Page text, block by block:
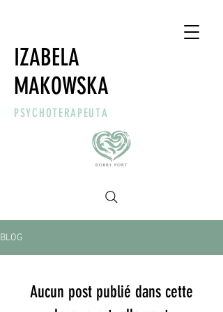
IZABELA
MAKOWSKA
PSYCHOTERAPEUTA
BLOG
Aucun post publié dans cette